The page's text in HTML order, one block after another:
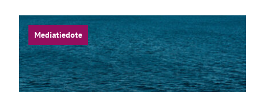
Mediatiedote